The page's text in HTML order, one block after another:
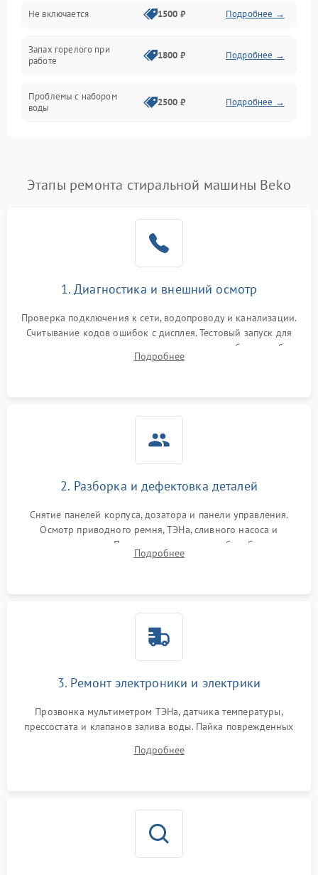
Не включается 1500 ₽ Подробнее →
Запах горелого при
работе
1800 ₽ Подробнее →
Проблемы с набором
воды
2500 ₽ Подробнее →
Замена платы управления Подробнее →
Этапы ремонта стиральной машины Beko
1. Диагностика и внешний осмотр
Проверка подключения к сети, водопроводу и канализации.
Считывание кодов ошибок с дисплея. Тестовый запуск для
выявления посторонних шумов, протечек или сбоев в работе
электронного модуля управления.
Подробнее
2. Разборка и дефектовка деталей
Снятие панелей корпуса, дозатора и панели управления.
Осмотр приводного ремня, ТЭНа, сливного насоса и
амортизаторов. Проверка подшипников барабана и
крестовины на износ, а манжеты люка на разрывы.
Подробнее
3. Ремонт электроники и электрики
Прозвонка мультиметром ТЭНа, датчика температуры,
прессостата и клапанов залива воды. Пайка поврежденных
Восстановление целостности проводки и контактов.
Подробнее